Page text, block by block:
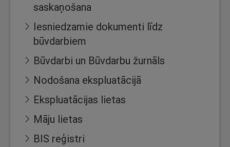
saskaņošana
Iesniedzamie dokumenti līdz
būvdarbiem
Būvdarbi un Būvdarbu žurnāls
Nodošana ekspluatācijā
Ekspluatācijas lietas
Māju lietas
BIS reģistri